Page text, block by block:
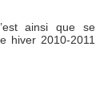
ainsi que se
hiver 2010-2011